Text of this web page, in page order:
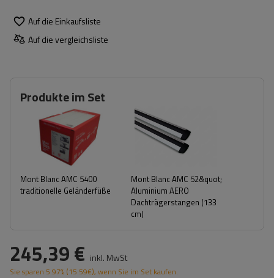
Auf die Einkaufsliste
Auf die vergleichsliste
Produkte im Set
Mont Blanc AMC 5400
traditionelle Geländerfüße
Mont Blanc AMC 52&quot;
Aluminium AERO
Dachträgerstangen (133
cm)
245,39 € inkl. MwSt
Sie sparen 5.97% (15.59€), wenn Sie im Set kaufen.